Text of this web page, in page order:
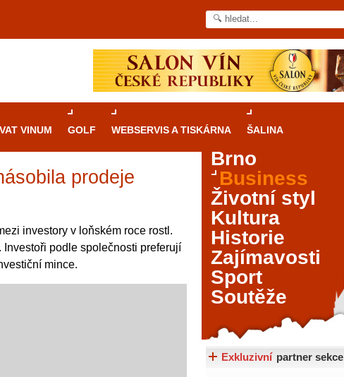
VINUM GOLF WEBSERVIS A TISKÁRNA ŠALINA
prodeje
investory v loňském roce rostl.
podle společnosti preferují
mince.
kasinovými hrami v Brně: Od
známým pro zajímavé památky, skvělé
a univerzity. Mimo jiné je ale také
si můžete legálně a bezpečně vyzkoušet
hry. V neustále kvetoucí moravské
širokou nabídku her od klasické
Brno
Business
Životní styl
Kultura
Historie
Zajímavosti
Sport
Soutěže
Exkluzivní partner sekce